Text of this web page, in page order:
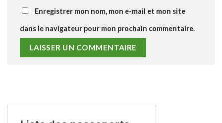
Enregistrer mon nom, mon e-mail et mon site
dans le navigateur pour mon prochain commentaire.